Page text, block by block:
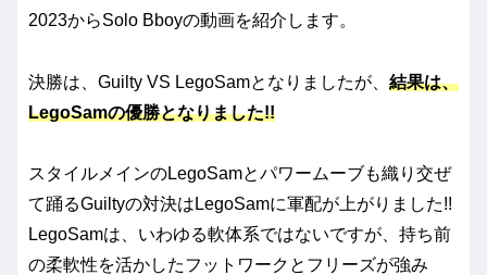
2023からSolo Bboyの動画を紹介します。
決勝は、Guilty VS LegoSamとなりましたが、 結果は、
LegoSamの優勝となりました!!
スタイルメインのLegoSamとパワームーブも織り交ぜ
て踊るGuiltyの対決はLegoSamに軍配が上がりました!!
LegoSamは、いわゆる軟体系ではないですが、持ち前
の柔軟性を活かしたフットワークとフリーズが強み